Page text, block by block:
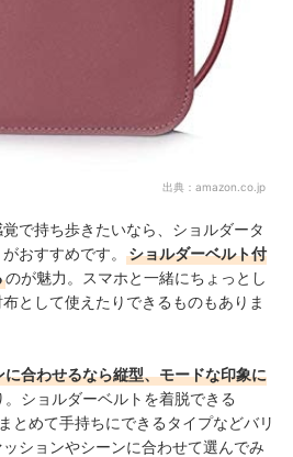
出典： amazon.co.jp
で持ち歩きたいなら、ショルダータ
おすすめです。
ショルダーベルト付
のが魅力。スマホと一緒にちょっとし
として使えたりできるものもありま
合わせるなら縦型、モードな印象に
。ショルダーベルトを着脱できる
とめて手持ちにできるタイプなどバリ
ションやシーンに合わせて選んでみ